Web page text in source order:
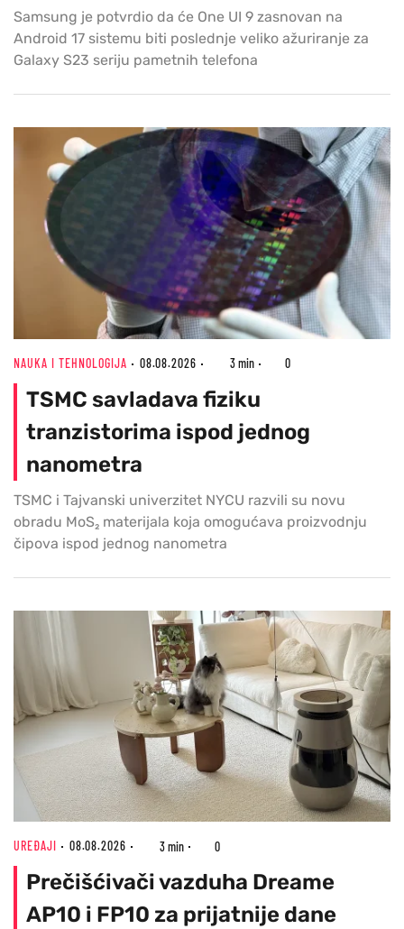
Samsung je potvrdio da će One UI 9 zasnovan na
Android 17 sistemu biti poslednje veliko ažuriranje za
Galaxy S23 seriju pametnih telefona
NAUKA I TEHNOLOGIJA 08.08.2026 3 min 0
TSMC savladava fiziku
tranzistorima ispod jednog
nanometra
TSMC i Tajvanski univerzitet NYCU razvili su novu
obradu MoS₂ materijala koja omogućava proizvodnju
čipova ispod jednog nanometra
UREĐAJI 08.08.2026 3 min 0
Prečišćivači vazduha Dreame
AP10 i FP10 za prijatnije dane